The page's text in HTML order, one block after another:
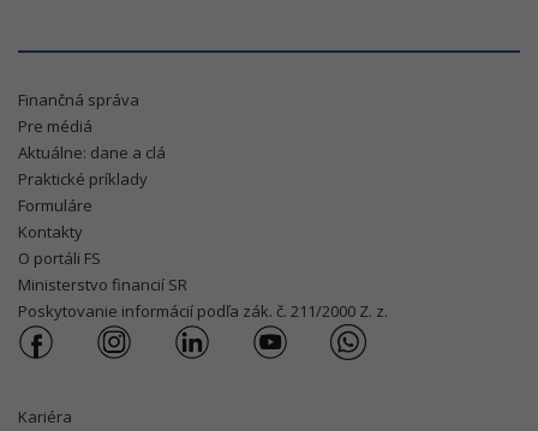
Finančná správa
Pre médiá
Aktuálne: dane a clá
Praktické príklady
Formuláre
Kontakty
O portáli FS
Ministerstvo financií SR
Poskytovanie informácií podľa zák. č. 211/2000 Z. z.
Kariéra